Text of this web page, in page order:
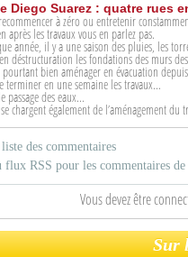
Diego Suarez : quatre rues
à zéro ou entretenir
après les travaux vous en parlez pas.
année, il y a une saison des pluies, les
déstructuration les fondations des murs
bien aménager en évacuation
terminer en une semaine les travaux...
des eaux...
chargent également de l’aménagement
des commentaires
flux RSS pour les commentaires
Vous devez être
Sur